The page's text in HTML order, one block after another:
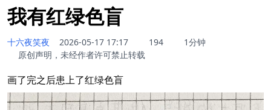
我有红绿色盲
十六夜笑夜 2026-05-17 17:17 194
1分钟
原创声明，未经作者许可禁止转载
画了完之后患上了红绿色盲